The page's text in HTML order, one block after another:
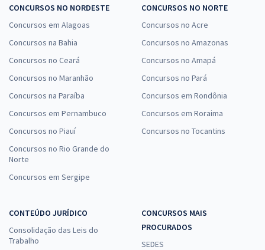
CONCURSOS NO NORDESTE
Concursos em Alagoas
Concursos na Bahia
Concursos no Ceará
Concursos no Maranhão
Concursos na Paraíba
Concursos em Pernambuco
Concursos no Piauí
Concursos no Rio Grande do
Norte
Concursos em Sergipe
CONCURSOS NO NORTE
Concursos no Acre
Concursos no Amazonas
Concursos no Amapá
Concursos no Pará
Concursos em Rondônia
Concursos em Roraima
Concursos no Tocantins
CONTEÚDO JURÍDICO
Consolidação das Leis do
Trabalho
CONCURSOS MAIS
PROCURADOS
SEDES